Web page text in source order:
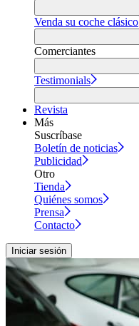
Venda su coche clásico
Comerciantes
Testimonials
Revista
Más
Suscríbase
Boletín de noticias
Publicidad
Otro
Tienda
Quiénes somos
Prensa
Contacto
Iniciar sesión